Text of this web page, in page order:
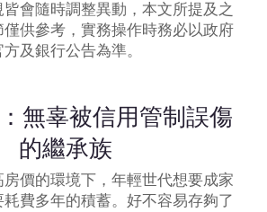
會隨時調整異動，本文所提及之
供參考，實務操作時務必以政府
方及銀行公告為準。
無辜被信用管制誤傷
的繼承族
價的環境下，年輕世代想要成家
費多年的積蓄。好不容易存夠了